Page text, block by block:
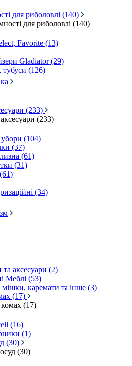
для риболовлі (140)
для риболовлі (140)
Favorite (13)
Gladiator (29)
(126)
(233)
(233)
убори (104)
(37)
(61)
(31)
(34)
та аксесуари (2)
Меблі (53)
мішки, каремати та інше (3)
(17)
комах (17)
(16)
(1)
(30)
(30)